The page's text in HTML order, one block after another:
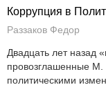
Коррупция в
Раззаков Федор
Двадцать лет назад
провозглашенные
политическими